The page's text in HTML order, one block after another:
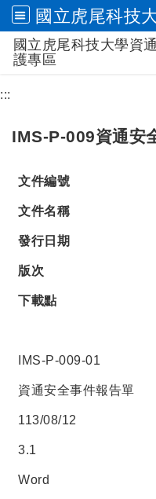
跳
國立虎尾科技大學資
護專區
:::
IMS-P-009資通安
文件編號
文件名稱
發行日期
版次
下載點
IMS-P-009-01
資通安全事件報告單
113/08/12
3.1
Word